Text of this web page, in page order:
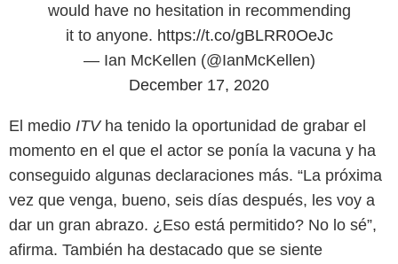
would have no hesitation in recommending
it to anyone. https://t.co/gBLRR0OeJc
— Ian McKellen (@IanMcKellen)
December 17, 2020
El medio ITVha tenido la oportunidad de grabar el
momento en el que el actor se ponía la vacuna y ha
conseguido algunas declaraciones más. “La próxima
vez que venga, bueno, seis días después, les voy a
dar un gran abrazo. ¿Eso está permitido? No lo sé”,
afirma. También ha destacado que se siente